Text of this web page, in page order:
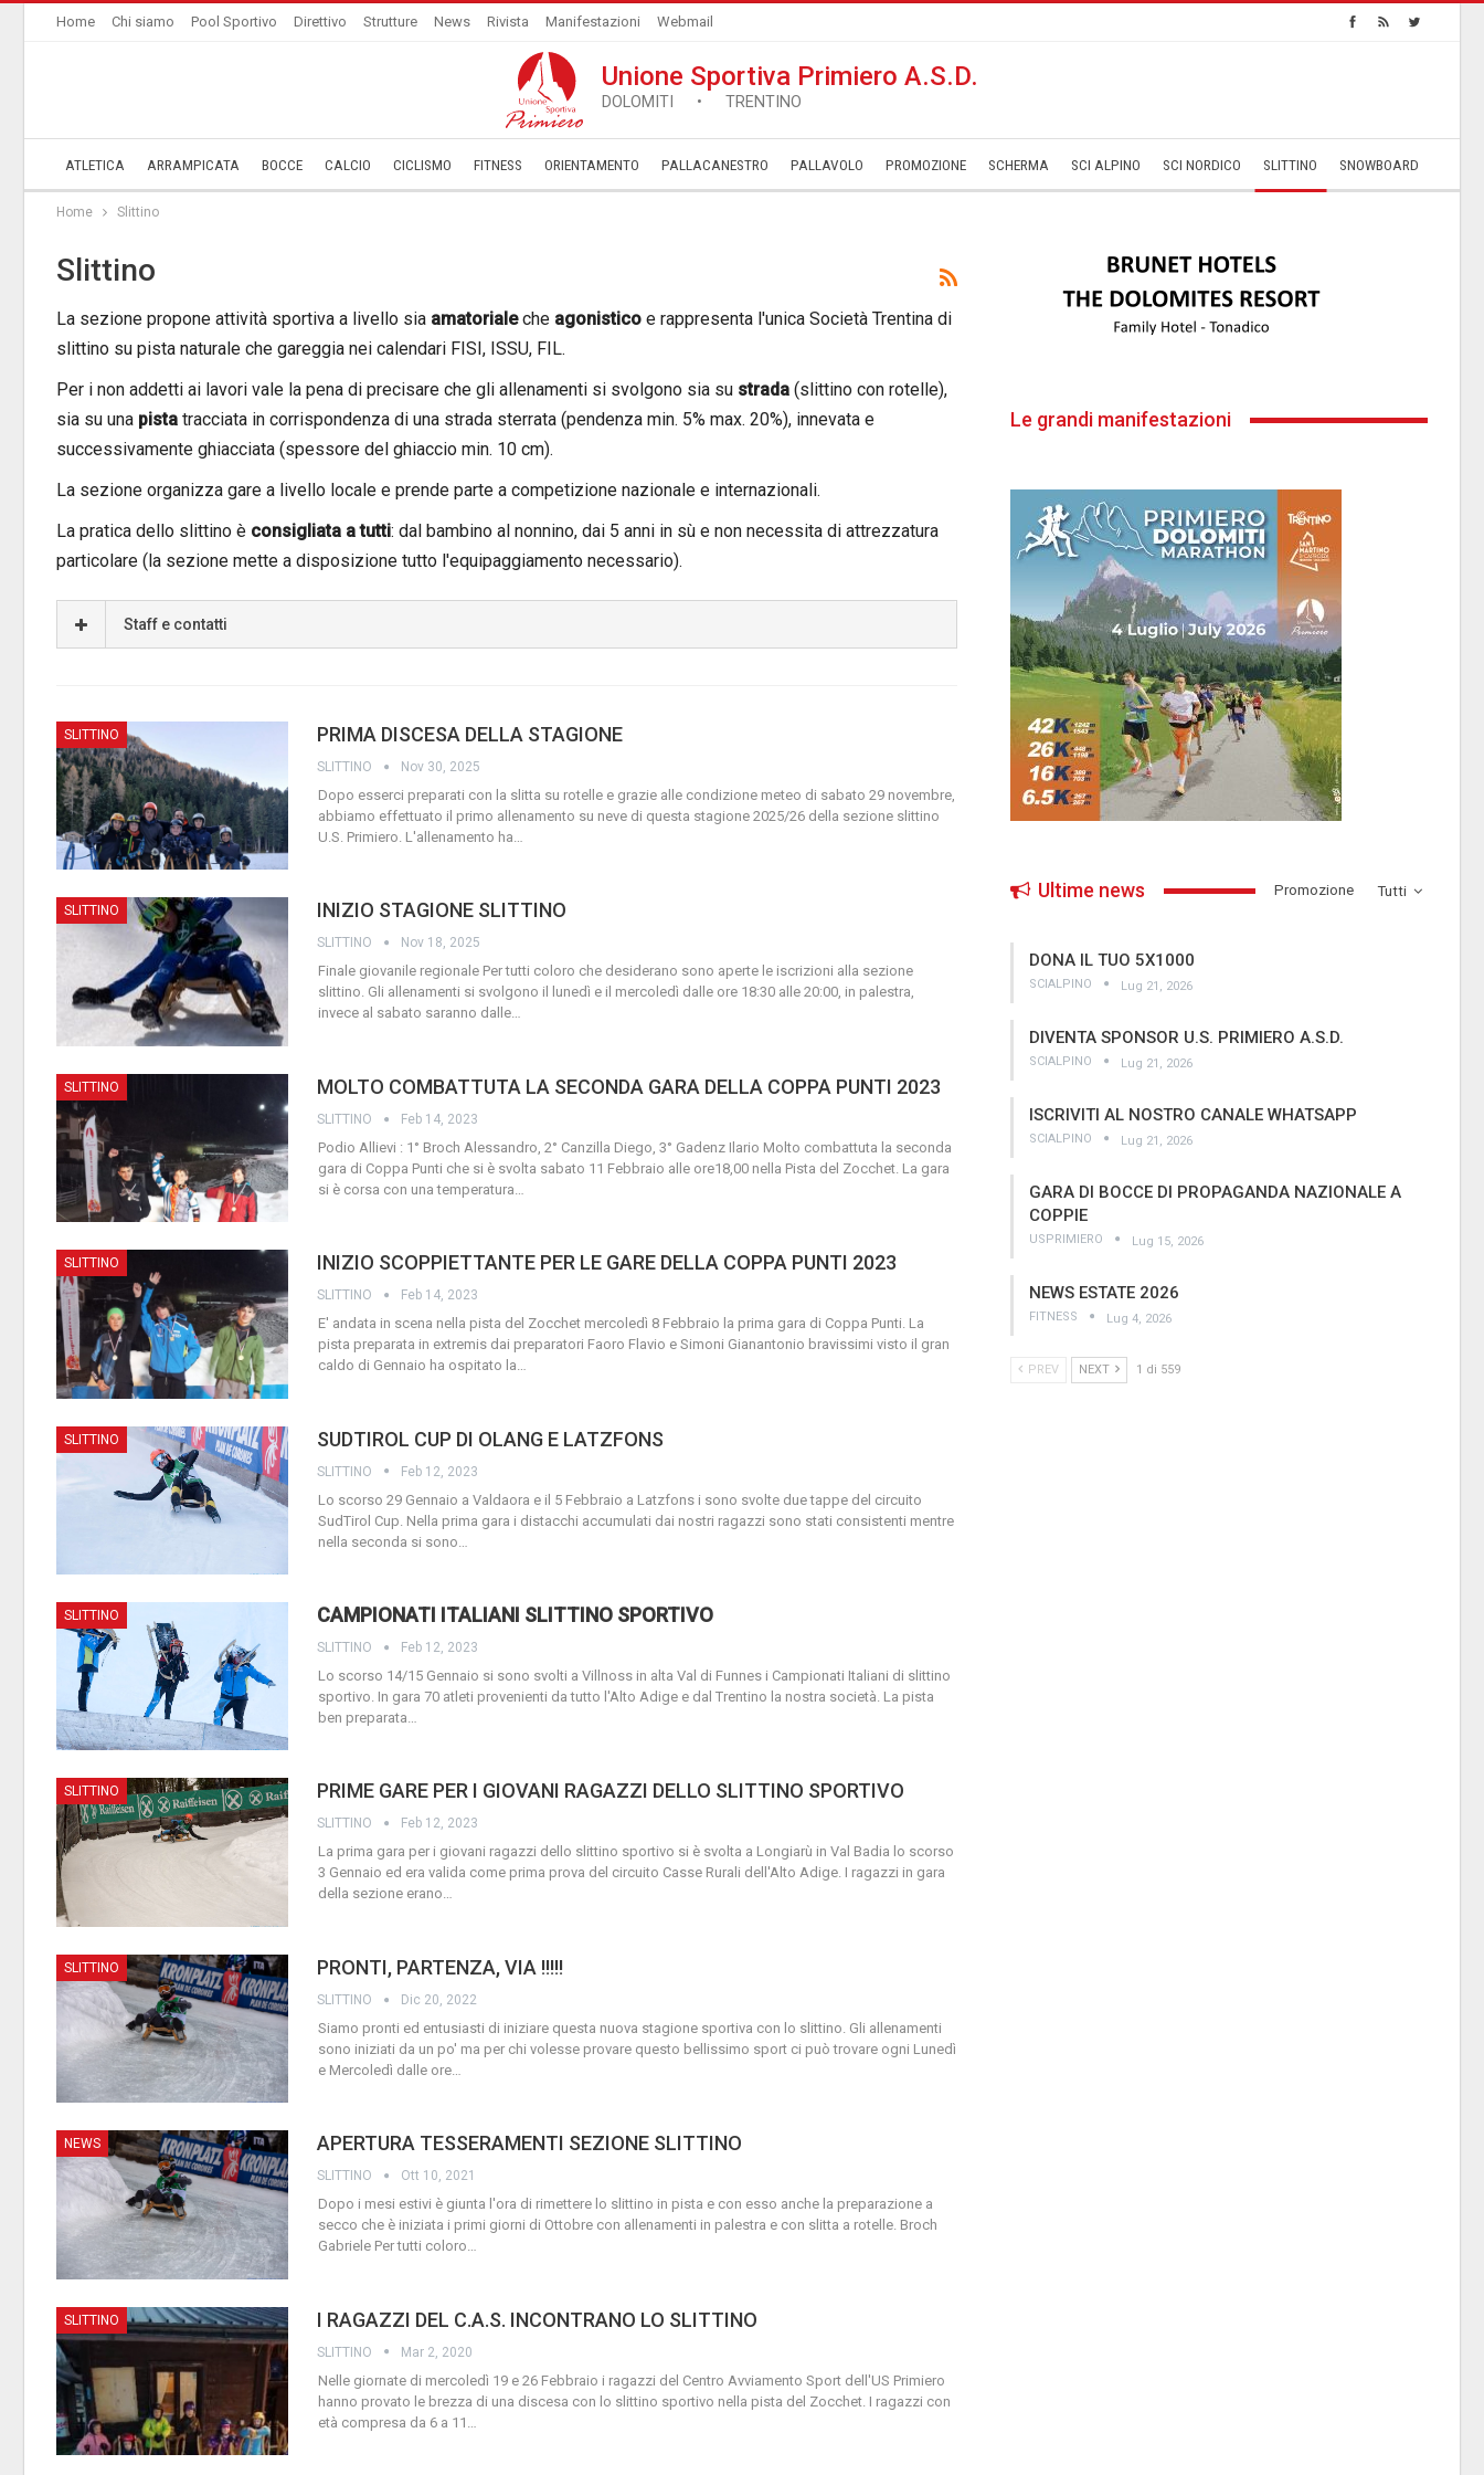
Home Chi siamo Pool Sportivo Direttivo Strutture News Rivista Manifestazioni Webmail
Unione Sportiva Primiero A.S.D.
DOLOMITI • TRENTINO
ATLETICA ARRAMPICATA BOCCE CALCIO CICLISMO FITNESS ORIENTAMENTO PALLACANESTRO PALLAVOLO ­PROMOZIONE SCHERMA SCI ALPINO SCI NORDICO SLITTINO SNOWBOARD
Home Slittino
Slittino
La sezione propone attività sportiva a livello sia amatorialeche agonistico e rappresenta l'unica Società Trentina di
slittino su pista naturale che gareggia nei calendari FISI, ISSU, FIL.
Per i non addetti ai lavori vale la pena di precisare che gli allenamenti si svolgono sia su strada (slittino con rotelle),
sia su una pista tracciata in corrispondenza di una strada sterrata (pendenza min. 5% max. 20%), innevata e
successivamente ghiacciata (spessore del ghiaccio min. 10 cm).
La sezione organizza gare a livello locale e prende parte a competizione nazionale e internazionali.
La pratica dello slittino è consigliata a tutti: dal bambino al nonnino, dai 5 anni in sù e non necessita di attrezzatura
particolare (la sezione mette a disposizione tutto l'equipaggiamento necessario).
Staff e contatti
SLITTINO PRIMA DISCESA DELLA STAGIONE
SLITTINO Nov 30, 2025
Dopo esserci preparati con la slitta su rotelle e grazie alle condizione meteo di sabato 29 novembre,
abbiamo effettuato il primo allenamento su neve di questa stagione 2025/26 della sezione slittino
U.S. Primiero. L'allenamento ha…
SLITTINO INIZIO STAGIONE SLITTINO
SLITTINO Nov 18, 2025
Finale giovanile regionale Per tutti coloro che desiderano sono aperte le iscrizioni alla sezione
slittino. Gli allenamenti si svolgono il lunedì e il mercoledì dalle ore 18:30 alle 20:00, in palestra,
invece al sabato saranno dalle…
SLITTINO MOLTO COMBATTUTA LA SECONDA GARA DELLA COPPA PUNTI 2023
SLITTINO Feb 14, 2023
Podio Allievi : 1° Broch Alessandro, 2° Canzilla Diego, 3° Gadenz Ilario Molto combattuta la seconda
gara di Coppa Punti che si è svolta sabato 11 Febbraio alle ore18,00 nella Pista del Zocchet. La gara
si è corsa con una temperatura
SLITTINO INIZIO SCOPPIETTANTE PER LE GARE DELLA COPPA PUNTI 2023
SLITTINO Feb 14, 2023
E' andata in scena nella pista del Zocchet mercoledì 8 Febbraio la prima gara di Coppa Punti. La
pista preparata in extremis dai preparatori Faoro Flavio e Simoni Gianantonio bravissimi visto il gran
caldo di Gennaio ha ospitato la…
SLITTINO SUDTIROL CUP DI OLANG E LATZFONS
SLITTINO Feb 12, 2023
Lo scorso 29 Gennaio a Valdaora e il 5 Febbraio a Latzfons i sono svolte due tappe del circuito
SudTirol Cup. Nella prima gara i distacchi accumulati dai nostri ragazzi sono stati consistenti mentre
nella seconda si sono
SLITTINO CAMPIONATI ITALIANI SLITTINO SPORTIVO
SLITTINO Feb 12, 2023
Lo scorso 14/15 Gennaio si sono svolti a Villnoss in alta Val di Funnes i Campionati Italiani di slittino
sportivo. In gara 70 atleti provenienti da tutto l'Alto Adige e dal Trentino la nostra società. La pista
ben preparata…
SLITTINO PRIME GARE PER I GIOVANI RAGAZZI DELLO SLITTINO SPORTIVO
SLITTINO Feb 12, 2023
La prima gara per i giovani ragazzi dello slittino sportivo si è svolta a Longiarù in Val Badia lo scorso
3 Gennaio ed era valida come prima prova del circuito Casse Rurali dell'Alto Adige. I ragazzi in gara
della sezione erano…
SLITTINO PRONTI, PARTENZA, VIA !!!!!
SLITTINO Dic 20, 2022
Siamo pronti ed entusiasti di iniziare questa nuova stagione sportiva con lo slittino. Gli allenamenti
sono iniziati da un po' ma per chi volesse provare questo bellissimo sport ci può trovare ogni Lunedì
e Mercoledì dalle ore
NEWS APERTURA TESSERAMENTI SEZIONE SLITTINO
SLITTINO Ott 10, 2021
Dopo i mesi estivi è giunta l'ora di rimettere lo slittino in pista e con esso anche la preparazione a
secco che è iniziata i primi giorni di Ottobre con allenamenti in palestra e con slitta a rotelle. Broch
Gabriele Per tutti coloro…
SLITTINO I RAGAZZI DEL C.A.S. INCONTRANO LO SLITTINO
SLITTINO Mar 2, 2020
Nelle giornate di mercoledì 19 e 26 Febbraio i ragazzi del Centro Avviamento Sport dell'US Primiero
hanno provato le brezza di una discesa con lo slittino sportivo nella pista del Zocchet. I ragazzi con
età compresa da 6 a 11
Le grandi manifestazioni
Tutti
Ultime news ­Promozione
DONA IL TUO 5X1000
SCIALPINO Lug 21, 2026
DIVENTA SPONSOR U.S. PRIMIERO A.S.D.
SCIALPINO Lug 21, 2026
ISCRIVITI AL NOSTRO CANALE WHATSAPP
SCIALPINO Lug 21, 2026
GARA DI BOCCE DI PROPAGANDA NAZIONALE A
COPPIE
USPRIMIERO Lug 15, 2026
NEWS ESTATE 2026
FITNESS Lug 4, 2026
PREV NEXT 1 di 559